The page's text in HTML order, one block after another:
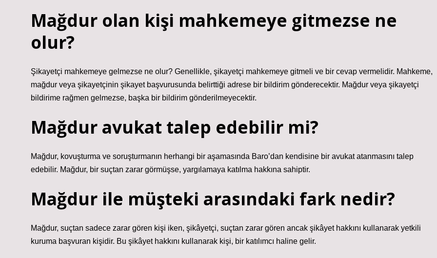
Mağdur olan kişi mahkemeye gitmezse ne
olur?
Şikayetçi mahkemeye gelmezse ne olur? Genellikle, şikayetçi mahkemeye gitmeli ve bir cevap vermelidir. Mahkeme,
mağdur veya şikayetçinin şikayet başvurusunda belirttiği adrese bir bildirim gönderecektir. Mağdur veya şikayetçi
bildirime rağmen gelmezse, başka bir bildirim gönderilmeyecektir.
Mağdur avukat talep edebilir mi?
Mağdur, kovuşturma ve soruşturmanın herhangi bir aşamasında Baro’dan kendisine bir avukat atanmasını talep
edebilir. Mağdur, bir suçtan zarar görmüşse, yargılamaya katılma hakkına sahiptir.
Mağdur ile müşteki arasındaki fark nedir?
Mağdur, suçtan sadece zarar gören kişi iken, şikâyetçi, suçtan zarar gören ancak şikâyet hakkını kullanarak yetkili
kuruma başvuran kişidir. Bu şikâyet hakkını kullanarak kişi, bir katılımcı haline gelir.